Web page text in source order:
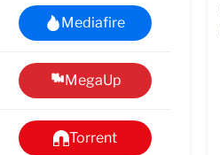
Mediafire
MegaUp
Torrent